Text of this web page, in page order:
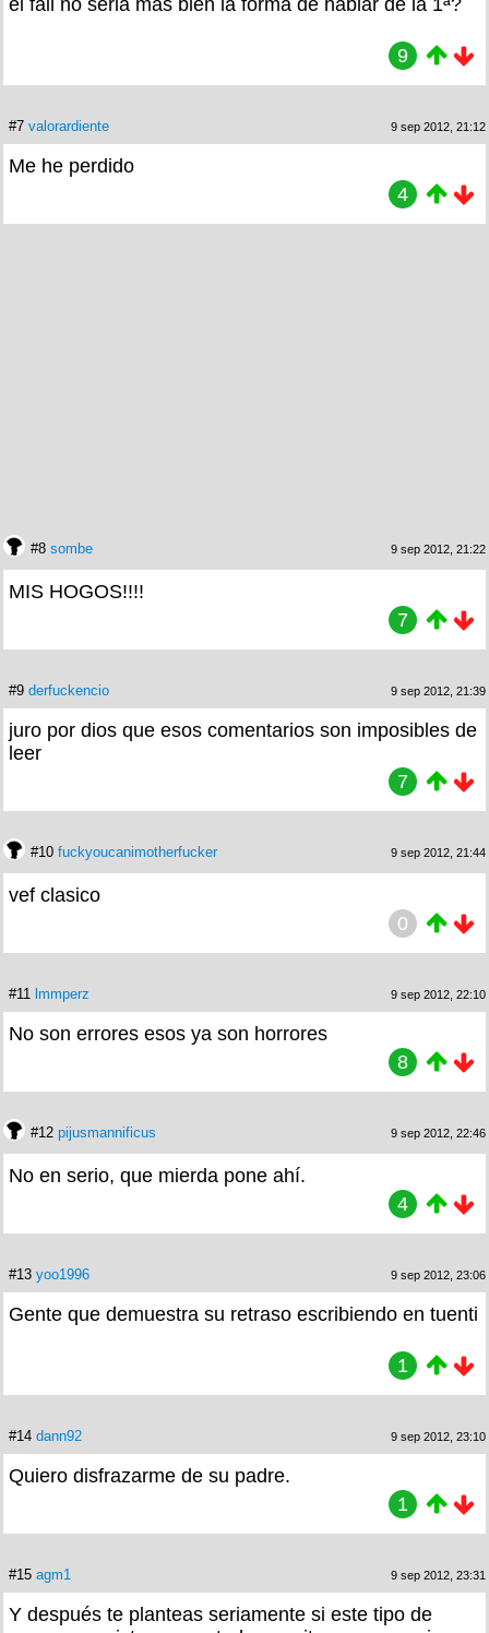
9
#7 valorardiente 9 sep 2012, 21:12
Me he perdido
4
#8 sombe 9 sep 2012, 21:22
MIS HOGOS!!!!
7
#9 derfuckencio 9 sep 2012, 21:39
juro por dios que esos comentarios son imposibles de
leer
7
#10 fuckyoucanimotherfucker 9 sep 2012, 21:44
vef clasico
0
#11 lmmperz 9 sep 2012, 22:10
No son errores esos ya son horrores
8
#12 pijusmannificus 9 sep 2012, 22:46
No en serio, que mierda pone ahí.
4
#13 yoo1996 9 sep 2012, 23:06
Gente que demuestra su retraso escribiendo en tuenti
1
#14 dann92 9 sep 2012, 23:10
Quiero disfrazarme de su padre.
1
#15 agm1 9 sep 2012, 23:31
Y después te planteas seriamente si este tipo de